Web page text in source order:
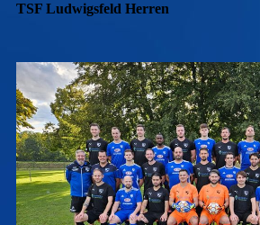
TSF Ludwigsfeld Herren